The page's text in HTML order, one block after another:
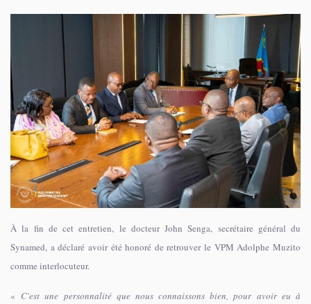
À la fin de cet entretien, le docteur John Senga, secrétaire général du
Synamed, a déclaré avoir été honoré de retrouver le VPM Adolphe Muzito
comme interlocuteur.
« C'est une personnalité que nous connaissons bien, pour avoir eu à